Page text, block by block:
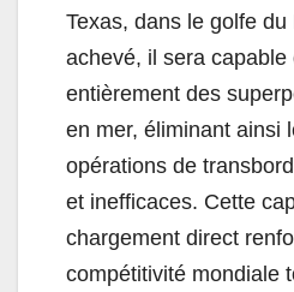
Texas, dans le golfe
achevé, il sera capable
entièrement des
en mer, éliminant ainsi
opérations de
et inefficaces. Cette
chargement direct
compétitivité mondiale